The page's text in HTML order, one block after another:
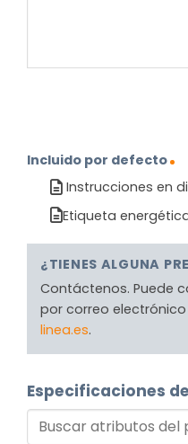
Incluido por defecto
Instrucciones en
Etiqueta
¿TIENES ALGUNA
Contáctenos. Puede
por correo
linea.es.
Especificaciones